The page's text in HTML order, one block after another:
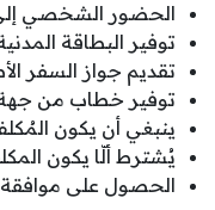
الحضور الشخصي إلى
توفير البطاقة
تقديم جواز السفر
توفير خطاب من جهة
ينبغي أن يكون
يُشترط ألّا يكون
الحصول على